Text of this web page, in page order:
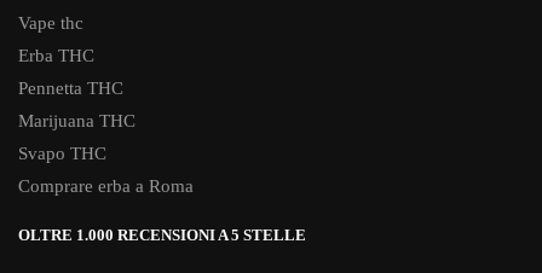
Vape thc
Erba THC
Pennetta THC
Marijuana THC
Svapo THC
Comprare erba a Roma
OLTRE 1.000 RECENSIONI A 5 STELLE